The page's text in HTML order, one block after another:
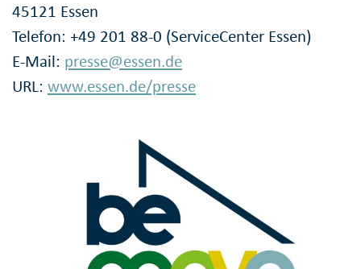
45121 Essen
Telefon: +49 201 88-0 (ServiceCenter Essen)
E-Mail: presse@essen.de
URL: www.essen.de/presse